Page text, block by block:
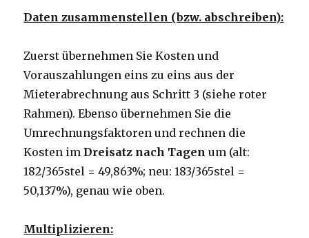
Daten zusammenstellen (bzw. abschreiben):
Zuerst übernehmen Sie Kosten und
Vorauszahlungen eins zu eins aus der
Mieterabrechnung aus Schritt 3 (siehe roter
Rahmen). Ebenso übernehmen Sie die
Umrechnungsfaktoren und rechnen die
Kosten imDreisatz nach Tagen um (alt:
182/365stel = 49,863%; neu: 183/365stel =
50,137%), genau wie oben.
Multiplizieren: